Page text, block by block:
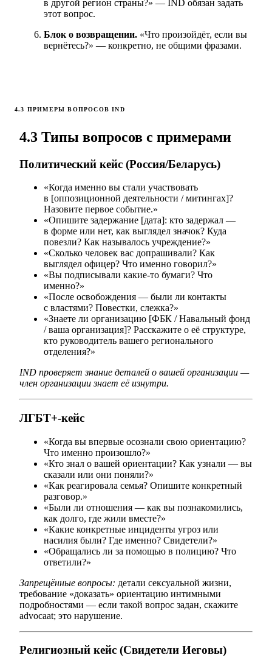
в другой регион страны?» — IND обязан задать
этот вопрос.
Блок о возвращении. «Что произойдёт, если вы
вернётесь?» — конкретно, не общими фразами.
4.3 ПРИМЕРЫ ВОПРОСОВ IND
4.3 Типы вопросов с примерами
Политический кейс (Россия/Беларусь)
«Когда именно вы стали участвовать
в [оппозиционной деятельности / митингах]?
Назовите первое событие.»
«Опишите задержание [дата]: кто задержал —
в форме или нет, как выглядел значок? Куда
повезли? Как называлось учреждение?»
«Сколько человек вас допрашивали? Как
выглядел офицер? Что именно говорил?»
«Вы подписывали какие-то бумаги? Что
именно?»
«После освобождения — были ли контакты
с властями? Повестки, слежка?»
«Знаете ли организацию [ФБК / Навальный фонд
/ ваша организация]? Расскажите о её структуре,
кто руководитель вашего регионального
отделения?»
IND проверяет знание деталей о вашей организации —
член организации знает её изнутри.
ЛГБТ+-кейс
«Когда вы впервые осознали свою ориентацию?
Что именно произошло?»
«Кто знал о вашей ориентации? Как узнали — вы
сказали или они поняли?»
«Как реагировала семья? Опишите конкретный
разговор.»
«Были ли отношения — как вы познакомились,
как долго, где жили вместе?»
«Какие конкретные инциденты угроз или
насилия были? Где именно? Свидетели?»
«Обращались ли за помощью в полицию? Что
ответили?»
Запрещённые вопросы: детали сексуальной жизни,
требование «доказать» ориентацию интимными
подробностями — если такой вопрос задан, скажите
advocaat; это нарушение.
Религиозный кейс (Свидетели Иеговы)